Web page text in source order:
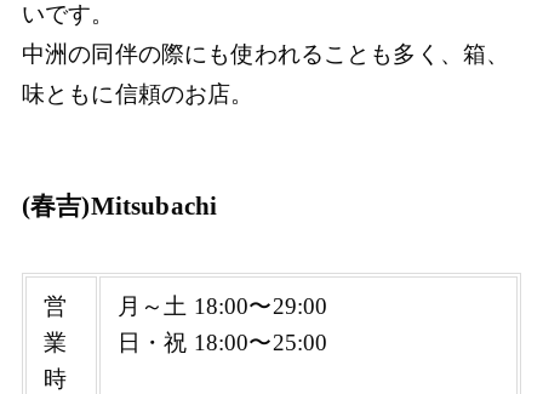
いです。
中洲の同伴の際にも使われることも多く、箱、
味ともに信頼のお店。
(春吉)Mitsubachi
営
業
時
月～土 18:00〜29:00
日・祝 18:00〜25:00